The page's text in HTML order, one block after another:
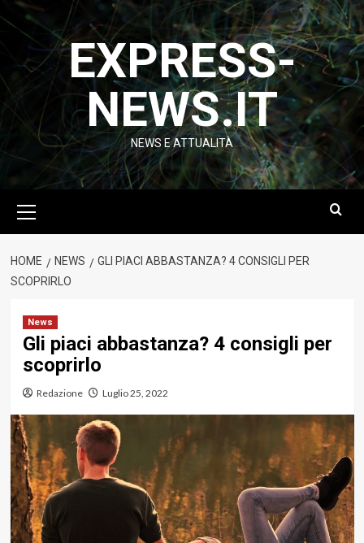
contenuto
EXPRESS-
NEWS.IT
NEWS E ATTUALITÀ
principale
HOME NEWS
GLI PIACI ABBASTANZA? 4 CONSIGLI PER
SCOPRIRLO
News
Gli piaci abbastanza? 4 consigli per
scoprirlo
Redazione Luglio 25, 2022